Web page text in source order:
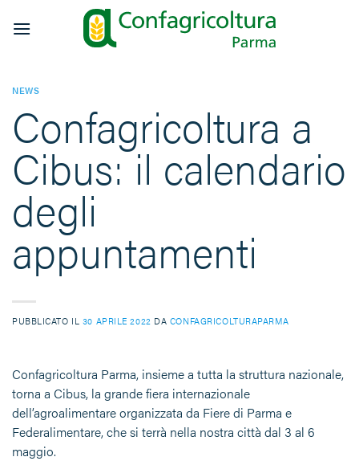
NEWS
Confagricoltura a
Cibus: il calendario
degli
appuntamenti
PUBBLICATO IL 30 APRILE 2022 DA CONFAGRICOLTURAPARMA
Confagricoltura Parma, insieme a tutta la struttura nazionale,
torna a Cibus, la grande fiera internazionale
dell’agroalimentare organizzata da Fiere di Parma e
Federalimentare, che si terrà nella nostra città dal 3 al 6
maggio.